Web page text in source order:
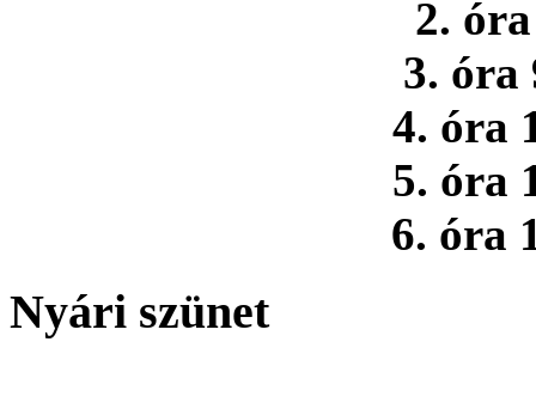
2.
3. óra
4. óra
5. óra
6. óra
Nyári szünet